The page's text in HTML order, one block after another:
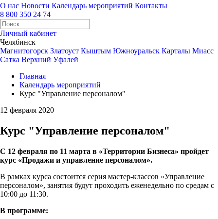
О нас Новости Календарь мероприятий Контакты
8 800 350 24 74
Личный кабинет
Челябинск
Магнитогорск Златоуст Кыштым Южноуральск Карталы Миасс
Сатка Верхний Уфалей
Главная
Календарь мероприятий
Курс "Управление персоналом"
12 февраля 2020
Курс "Управление персоналом"
С 12 февраля по 11 марта в «Территории Бизнеса» пройдет
курс «Продажи и управление персоналом».
В рамках курса состоится серия мастер-классов «Управление
персоналом», занятия будут проходить еженедельно по средам с
10:00 до 11:30.
В программе: